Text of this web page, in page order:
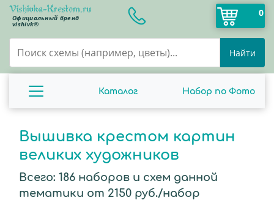
Официальный бренд
vishivk®
0
Найти
Каталог Набор по Фото
Вышивка крестом картин
великих художников
Всего: 186 наборов и схем данной
тематики от 2150 руб./набор